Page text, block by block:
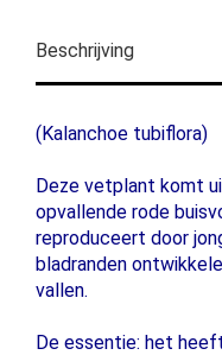
Beschrijving
(Kalanchoe tubiflora)
Deze vetplant komt
opvallende rode
reproduceert door
bladranden
vallen.
De essentie: het